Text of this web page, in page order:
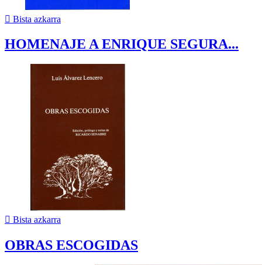
 Bista azkarra
HOMENAJE A ENRIQUE SEGURA...
 Bista azkarra
OBRAS ESCOGIDAS